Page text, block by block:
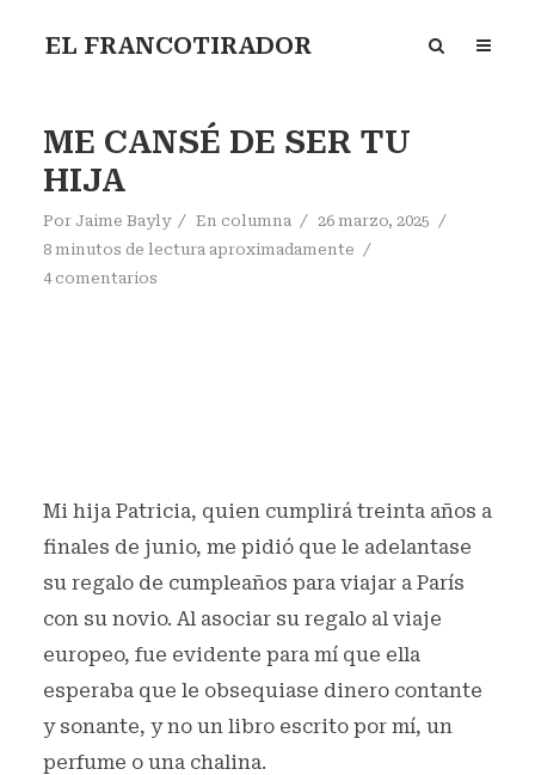
EL FRANCOTIRADOR
ME CANSÉ DE SER TU
HIJA
Por Jaime Bayly En columna
26 marzo, 2025
8 minutos de lectura aproximadamente
4 comentarios
Mi hija Patricia, quien cumplirá treinta años a
finales de junio, me pidió que le adelantase
su regalo de cumpleaños para viajar a París
con su novio. Al asociar su regalo al viaje
europeo, fue evidente para mí que ella
esperaba que le obsequiase dinero contante
y sonante, y no un libro escrito por mí, un
perfume o una chalina.